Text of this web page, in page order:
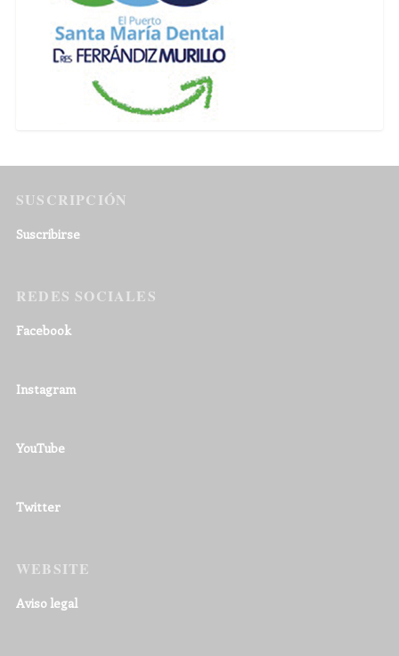
SUSCRIPCIÓN
Suscribirse
REDES SOCIALES
Facebook
Instagram
YouTube
Twitter
WEBSITE
Aviso legal